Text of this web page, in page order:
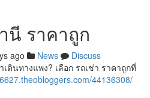
นี ราคาถูก
ago News
Discuss
ดินทางแพง? เลือก รถเช่า ราคาถูกที่
44136308/